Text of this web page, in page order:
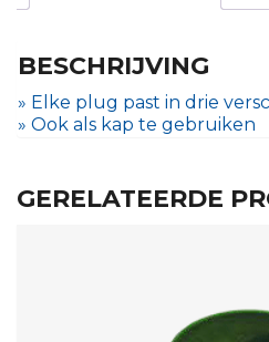
BESCHRIJVING
» Elke plug past in drie
» Ook als kap te gebruiken
GERELATEERDE